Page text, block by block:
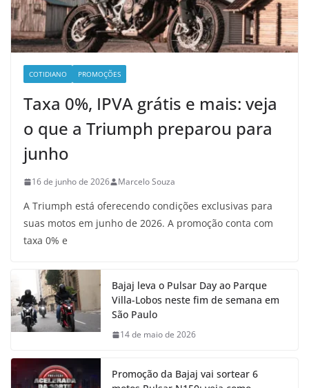
COTIDIANO PROMOÇÕES
Taxa 0%, IPVA grátis e mais: veja
o que a Triumph preparou para
junho
16 de junho de 2026 Marcelo Souza
A Triumph está oferecendo condições exclusivas para
suas motos em junho de 2026. A promoção conta com
taxa 0% e
Bajaj leva o Pulsar Day ao Parque
Villa-Lobos neste fim de semana em
São Paulo
14 de maio de 2026
Promoção da Bajaj vai sortear 6